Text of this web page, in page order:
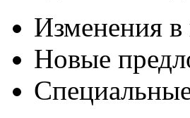
Изменения в
Новые